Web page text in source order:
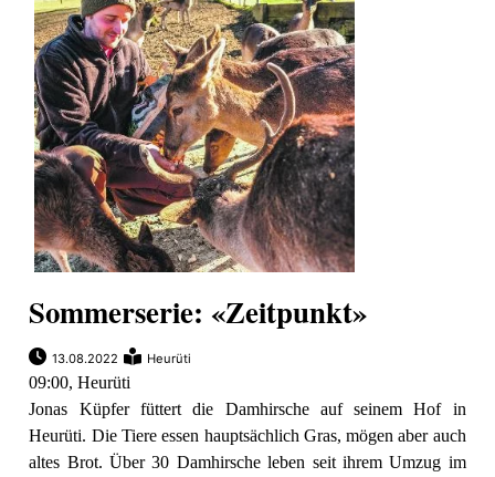
Sommerserie: «Zeitpunkt»
13.08.2022 Heurüti
09:00, Heurüti
Jonas Küpfer füttert die Damhirsche auf seinem Hof in
Heurüti. Die Tiere essen hauptsächlich Gras, mögen aber auch
altes Brot. Über 30 Damhirsche leben seit ihrem Umzug im